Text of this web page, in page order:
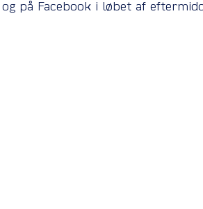
på Facebook i løbet af